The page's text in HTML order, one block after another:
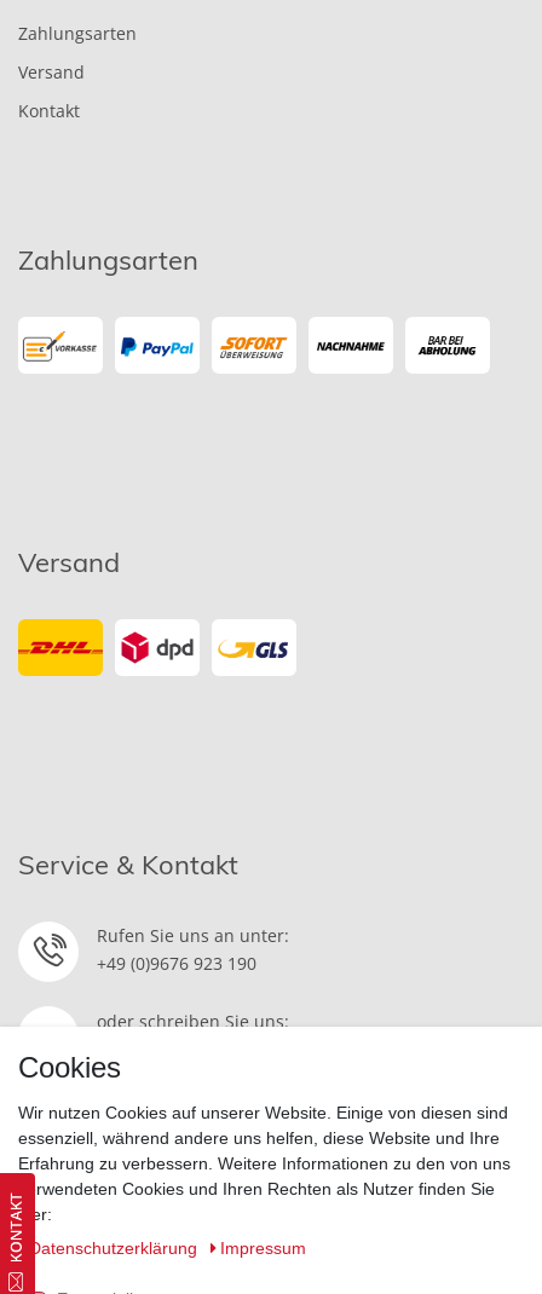
Zahlungsarten
Versand
Kontakt
Zahlungsarten
Versand
Service & Kontakt
Rufen Sie uns an unter:
+49 (0)9676 923 190
oder schreiben Sie uns:
Widerrufsrecht | Datenschutzerklärung | AGB | Impressum
Cookies
Wir nutzen Cookies auf unserer Website. Einige von diesen sind
essenziell, während andere uns helfen, diese Website und Ihre
Erfahrung zu verbessern. Weitere Informationen zu den von uns
verwendeten Cookies und Ihren Rechten als Nutzer finden Sie
hier:
Daten­schutz­erklärung
Impressum